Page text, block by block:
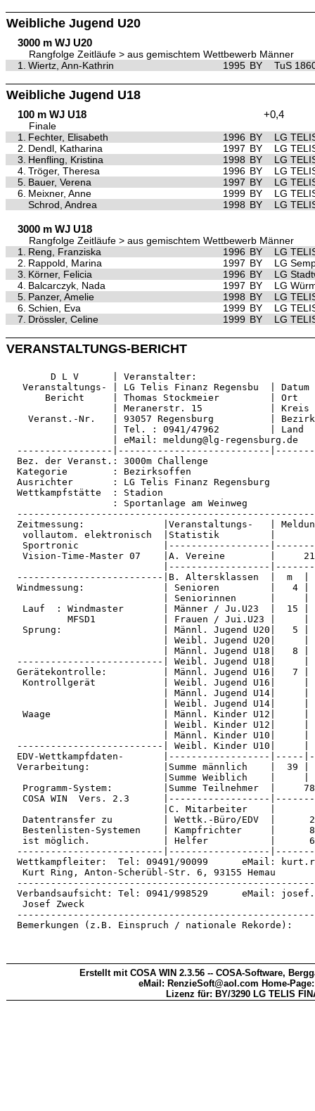
Weibliche Jugend U20
3000 m WJ U20
Rangfolge Zeitläufe > aus gemischtem Wettbewerb Männer
1.
Wiertz, Ann-Kathrin 1995 BY TuS
Weibliche Jugend U18
100 m WJ U18 +0,4
Finale
1.
Fechter, Elisabeth 1996 BY
LG
2. Dendl, Katharina 1997 BY
LG
3. Henfling, Kristina 1998 BY
LG
4. Tröger, Theresa 1996 BY
LG
5. Bauer, Verena 1997 BY
LG
6. Meixner, Anne 1999 BY
LG
Schrod, Andrea
1998 BY LG
3000 m WJ U18
Rangfolge Zeitläufe > aus gemischtem Wettbewerb Männer
1.
Reng, Franziska 1996 BY
LG
2. Rappold, Marina 1997 BY
LG
3. Körner, Felicia 1996 BY
LG
4. Balcarczyk, Nada 1997 BY
LG
5. Panzer, Amelie 1998 BY
LG
6. Schien, Eva 1999 BY
LG
7. Drössler, Celine 1999 BY LG
VERANSTALTUNGS-BERICHT
D L V      |
Veranstaltungs- | LG Telis Finanz Regensbu
Bericht     | Thomas Stockmeier
| Meranerstr. 15            |
Veranst.-Nr.   | 93057 Regensburg
| Tel. : 0941/47962
| eMail:
-----------------|---------------------------
Bez. der Veranst.:
Kategorie        :
Ausrichter       : LG Telis
Wettkampfstätte
:
Zeitmessung:              |Veranstaltungs-   |
vollautom. elektronisch  |Statistik         |
Sportronic               |------------------
Vision-Time-Master 07    |A. Vereine        |
|------------------
--------------------------|B. Altersklassen  |  m  |
Windmessung:              | Senioren         |   4 |
| Seniorinnen      |     |
Lauf  : Windmaster       | Männer / Ju.U23  |  15 |
MFSD1            | Frauen / Jui.U23 |     |
Sprung:                  | Männl. Jugend U20|   5 |
| Weibl. Jugend U20|     |
| Männl. Jugend U18|   8 |
--------------------------| Weibl. Jugend U18|     |
Gerätekontrolle:          | Männl. Jugend U16|   7 |
Kontrollgerät            | Weibl. Jugend U16|     |
| Männl. Jugend U14|     |
| Weibl. Jugend U14|     |
Waage                    | Männl. Kinder U12|     |
| Weibl. Kinder U12|     |
| Männl. Kinder U10|     |
--------------------------| Weibl. Kinder U10|     |
EDV-Wettkampfdaten-       |------------------|-----
Verarbeitung:             |Summe männlich    |  39 |
|Summe Weiblich    |     |
Programm-System:         |Summe Teilnehmer  |
COSA WIN  Vers. 2.3      |------------------
|C. Mitarbeiter    |
Datentransfer zu         | Wettk.-Büro/EDV  |
Bestenlisten-Systemen    | Kampfrichter     |
ist möglich.             | Helfer           |
--------------------------|------------------
Wettkampfleiter:  Tel: 09491/90099      eMail:
Kurt Ring, Anton-Scherübl-Str.
Verbandsaufsicht: Tel: 0941/998529      eMail:
Josef
Bemerkungen (z.B. Einspruch /
Erstellt mit COSA WIN 2.3.56 -- COSA-Software,
eMail: RenzieSoft@aol.com Home-
Lizenz für: BY/3290 LG TELIS